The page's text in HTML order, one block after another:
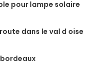
pour lampe solaire
dans le val d oise